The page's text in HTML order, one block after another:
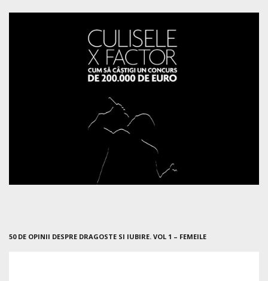
50 DE OPINII DESPRE DRAGOSTE SI IUBIRE. VOL 1 – FEMEILE